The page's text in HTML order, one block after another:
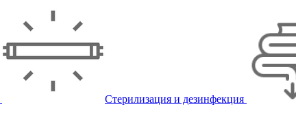
Стерилизация и дезинфекция